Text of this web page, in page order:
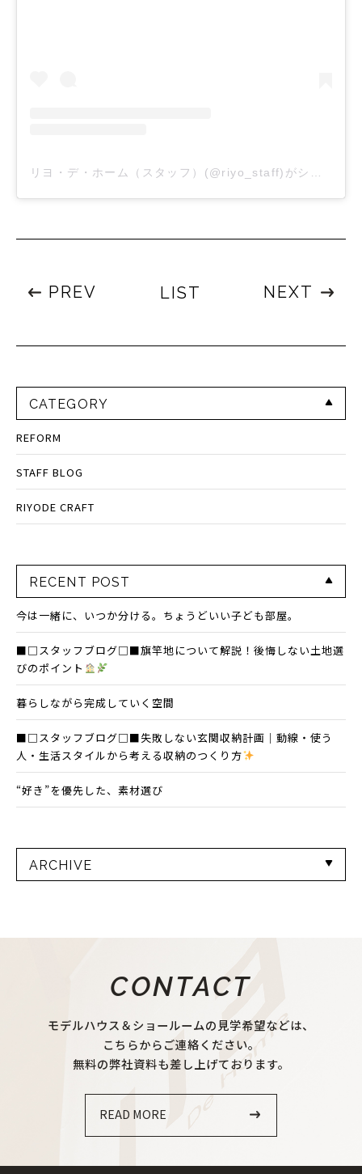
PREV LIST NEXT
CATEGORY
REFORM
STAFF BLOG
RIYODE CRAFT
RECENT POST
今は一緒に、いつか分ける。ちょうどいい子ども部屋。
■□スタッフブログ□■旗竿地について解説！後悔しない土地選
びのポイント
暮らしながら完成していく空間
■□スタッフブログ□■失敗しない玄関収納計画｜動線・使う
人・生活スタイルから考える収納のつくり方
“好き”を優先した、素材選び
ARCHIVE
CONTACT
モデルハウス＆ショールームの見学希望などは、
こちらからご連絡ください。
無料の弊社資料も差し上げております。
READ MORE